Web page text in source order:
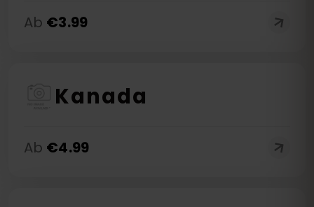
Ab €3.99
Kanada
Ab €4.99